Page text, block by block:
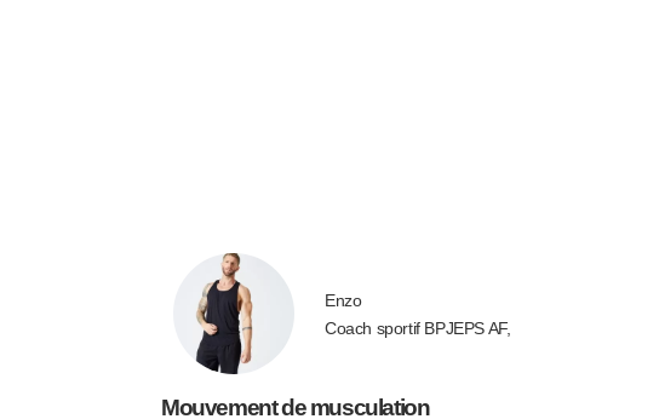
Enzo
Coach sportif BPJEPS AF,
Mouvement de musculation